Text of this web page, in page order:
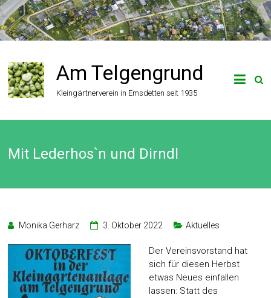
Zum
Inhalt
springen
Am Telgengrund
Kleingärtnerverein in Emsdetten seit 1935
Mit Lederhos`n und Dirndl
Monika Gerharz 3. Oktober 2022 Aktuelles
Der Vereinsvorstand hat
sich für diesen Herbst
etwas Neues einfallen
lassen: Statt des